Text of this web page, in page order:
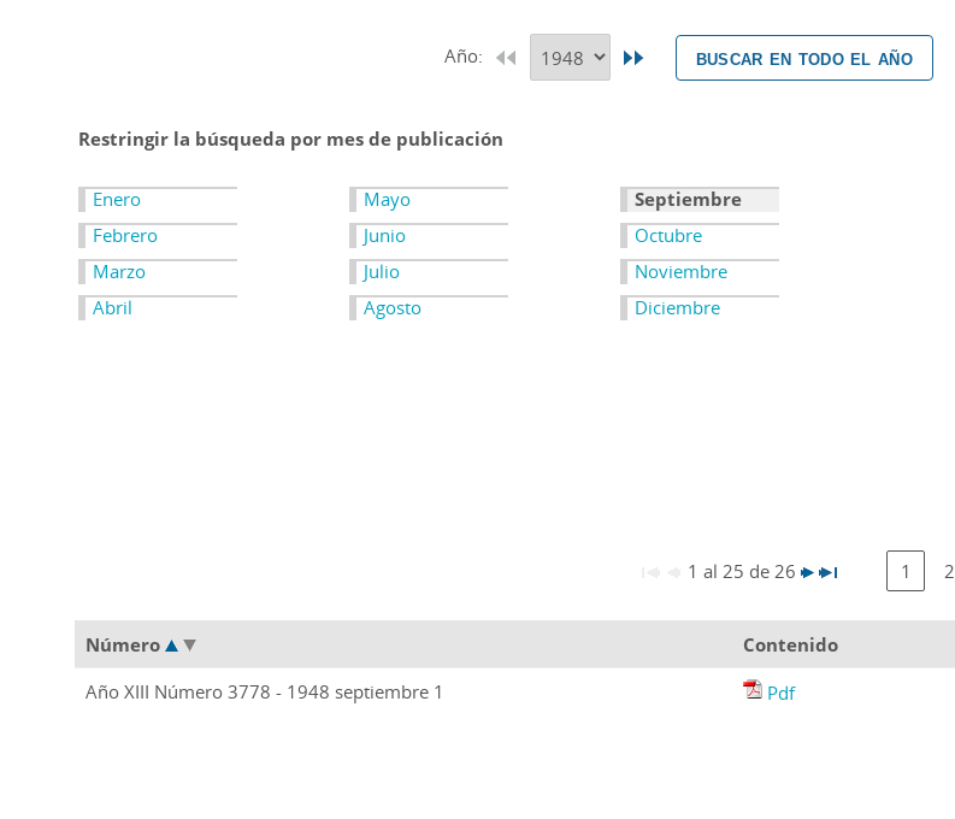
Año: buscar en todo el año
Restringir la búsqueda por mes de publicación
Enero
Febrero
Marzo
Abril
Mayo
Junio
Julio
Agosto
Septiembre
Octubre
Noviembre
Diciembre
1 al 25 de 26 1 2
Número Contenido
Año XIII Número 3778 - 1948 septiembre 1
Pdf